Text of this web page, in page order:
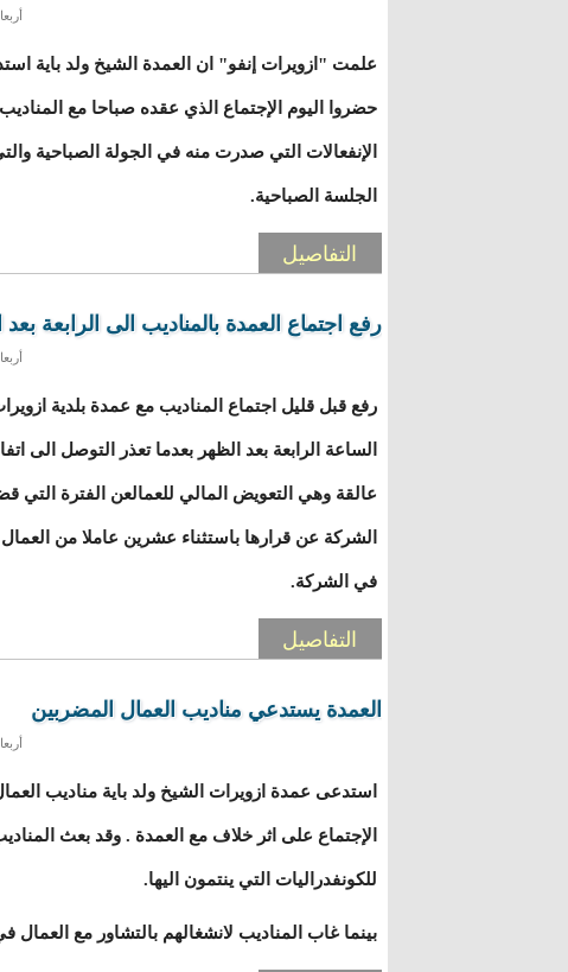
أربعاء, 01/04/2015
علمت "ازويرات إنفو" ان العمدة الشيخ ولد باية
حضروا اليوم الإجتماع الذي عقده صباحا مع
الإنفعالات التي صدرت منه في الجولة الصباحية
الجلسة الصباحية.
التفاصيل
رفع اجتماع العمدة بالمناديب الى الرابعة بعد
أربعاء, 01/04/2015
رفع قبل قليل اجتماع المناديب مع عمدة بلدية
الساعة الرابعة بعد الظهر بعدما تعذر التوصل الى
عالقة وهي التعويض المالي للعمالعن الفترة التي
الشركة عن قرارها باستثناء عشرين عاملا من
في الشركة.
التفاصيل
العمدة يستدعي مناديب العمال المضربين
أربعاء, 01/04/2015
استدعى عمدة ازويرات الشيخ ولد باية مناديب
الإجتماع على اثر خلاف مع العمدة . وقد بعث
للكونفدراليات التي ينتمون اليها.
بينما غاب المناديب لانشغالهم بالتشاور مع العمال